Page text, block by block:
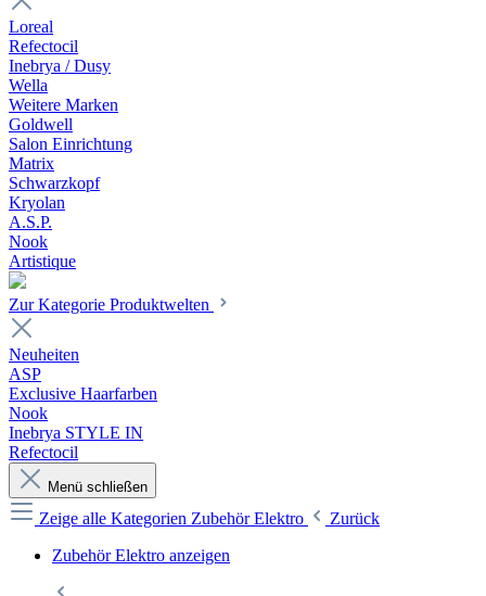
Loreal
Refectocil
Inebrya / Dusy
Wella
Weitere Marken
Goldwell
Salon Einrichtung
Matrix
Schwarzkopf
Kryolan
A.S.P.
Nook
Artistique
Zur Kategorie Produktwelten
Neuheiten
ASP
Exclusive Haarfarben
Nook
Inebrya STYLE IN
Refectocil
Menü schließen
Zeige alle Kategorien Zubehör Elektro
Zurück
Zubehör Elektro anzeigen